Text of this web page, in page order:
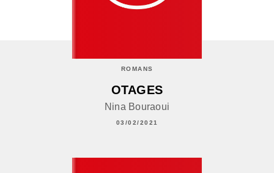
ROMANS
OTAGES
Nina Bouraoui
03/02/2021